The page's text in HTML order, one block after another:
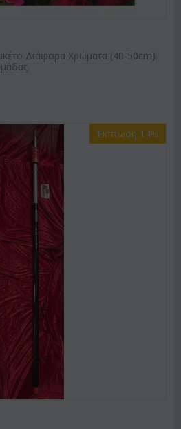
Διάφορα Χρώματα (40-50cm).
Έκπτωση 14%